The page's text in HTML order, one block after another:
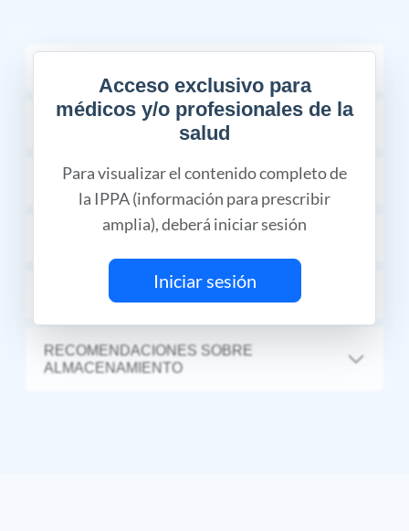
Acceso exclusivo para
médicos y/o profesionales de la
salud
Para visualizar el contenido completo de
la IPPA (información para prescribir
amplia), deberá iniciar sesión
Iniciar sesión
INDICACIONES TERAPÉUTICAS
CONTRAINDICACIONES
DOSIS Y VÍA DE ADMINISTRACIÓN
PRESENTACIÓN
RECOMENDACIONES SOBRE
ALMACENAMIENTO